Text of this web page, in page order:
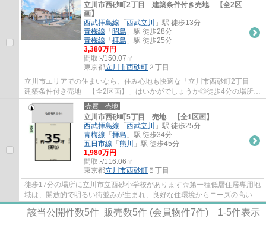
立川市西砂町2丁目 建築条件付き売地 【全2区
画】
西武拝島線 「 西武立川
」駅 徒歩13分
青梅線 「 昭島 」駅 徒歩28分
青梅線 「 拝島 」駅 徒歩25分
3,380万円
間取:-/150.07㎡
東京都立川市西砂町 ２丁目
立川市エリアでの住まいなら、住み心地も快適な「立川市西砂町2丁目
建築条件付き売地 【全2区画】」はいかがでしょうか◎徒歩4分の場所に
立川市立西砂小学校があります◎お薦めの西武...
売買｜売地
立川市西砂町5丁目 売地 【全1区画】
西武拝島線 「 西武立川
」駅 徒歩25分
青梅線 「 拝島 」駅 徒歩34分
五日市線 「 熊川
」駅 徒歩45分
1,980万円
間取:-/116.06㎡
東京都立川市西砂町 ５丁目
徒歩17分の場所に立川市立西砂小学校があります☆第一種低層住居専用地
域は、開放的で明るい街並みが生まれ、良好な住環境からニーズの高い場
所です☆土地の購入をご検討の方にオススメ...
該当公開件数5件 販売数5件 (会員物件7件) 1-5件表示